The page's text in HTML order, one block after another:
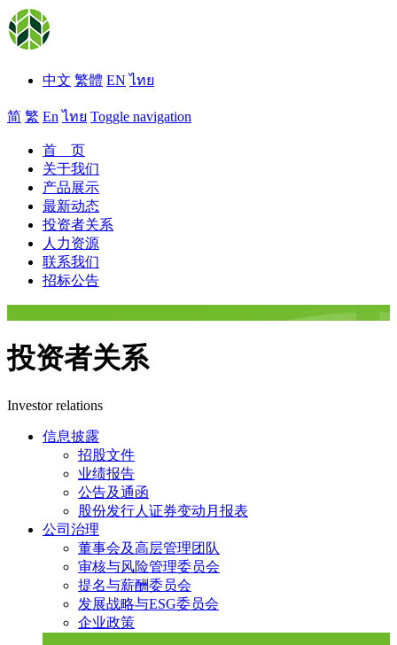
中文 繁體 EN ไทย
简 繁 En ไทย Toggle navigation
首 页
关于我们
产品展示
最新动态
投资者关系
人力资源
联系我们
招标公告
投资者关系
Investor relations
信息披露
招股文件
业绩报告
公告及通函
股份发行人证券变动月报表
公司治理
董事会及高层管理团队
审核与风险管理委员会
提名与薪酬委员会
发展战略与ESG委员会
企业政策